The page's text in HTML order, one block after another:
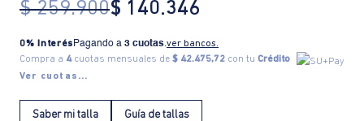
$ 259.900$ 140.346
0% Interés Pagando a 3 cuotas.ver bancos.
Compra a 4cuotas mensuales de $ 42.475,72 con tu Crédito
Ver cuotas...
Saber mi talla Guía de tallas